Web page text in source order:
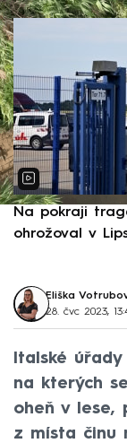
Na pokraji
ohrožoval v
Eliška
28. čvc 2023,
Italské
na kterých
oheň v lese,
z místa činu